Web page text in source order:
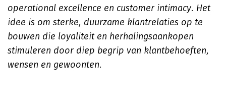
operational excellence en customer intimacy. Het
idee is om sterke, duurzame klantrelaties op te
bouwen die loyaliteit en herhalingsaankopen
stimuleren door diep begrip van klantbehoeften,
wensen en gewoonten.